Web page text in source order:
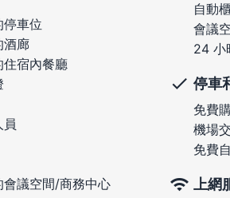
停車位
酒廊
住宿內餐廳
議空間/商務中心
自動
會議
24 小
停車
免費
機場
免費
上網